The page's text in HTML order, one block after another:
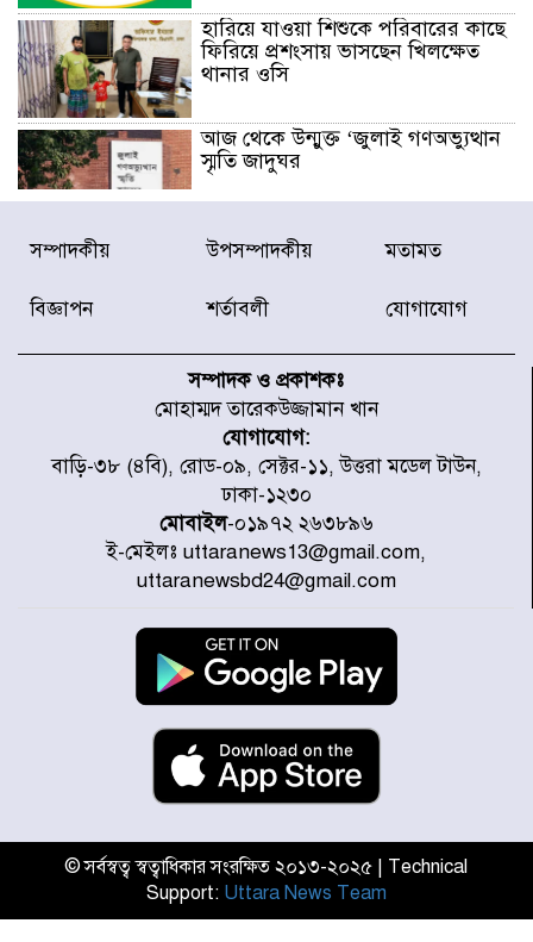
হারিয়ে যাওয়া শিশুকে পরিবারের কাছে
ফিরিয়ে প্রশংসায় ভাসছেন খিলক্ষেত
থানার ওসি
আজ থেকে উন্মুক্ত ‘জুলাই গণঅভ্যুত্থান
স্মৃতি জাদুঘর
রাজধানীর উত্তরা আঞ্চলিক পাসপোর্ট
সদস্যকে বিভিন্ন মেয়াদে সাজা প্রদান
করেছে র‌্যাব-১
হরমুজ প্রণালি নিয়ে ওমানের সঙ্গে চুক্তি
চূড়ান্ত পর্যায়ে : ইরান
প্রত্যেক অপরাধীর বিচার এ দেশেই
হবে, সে যত শক্তিশালীই হোক না কেন,
চট্টগ্রামে জুলাই গণঅভ্যুত্থান দিবসে
প্রতিমন্ত্রী মীর হেলাল
আগামী ৫ দিন বৃষ্টির আভাস
হাসিনার বক্তব্য প্রচারে ভারতের সমর্থন
নেই
জুলাই গণঅভ্যুত্থানে আহত যোদ্ধা
উত্তরায় জুলাই গণঅভ্যুত্থানের ৯২
সম্পাদকীয় উপসম্পাদকীয় মতামত
বিজ্ঞাপন শর্তাবলী যোগাযোগ
সম্পাদক ও প্রকাশকঃ
মোহাম্মদ তারেকউজ্জামান খান
যোগাযোগ:
বাড়ি-৩৮ (৪বি), রোড-০৯, সেক্টর-১১, উত্তরা মডেল টাউন,
ঢাকা-১২৩০
মোবাইল-০১৯৭২ ২৬৩৮৯৬
ই-মেইলঃ uttaranews13@gmail.com,
uttaranewsbd24@gmail.com
© সর্বস্বত্ব স্বত্বাধিকার সংরক্ষিত ২০১৩-২০২৫ | Technical
Support: Uttara News Team